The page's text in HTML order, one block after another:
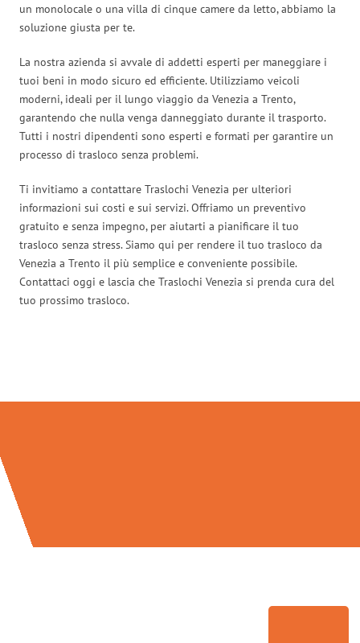
un monolocale o una villa di cinque camere da letto, abbiamo la
soluzione giusta per te.
La nostra azienda si avvale di addetti esperti per maneggiare i
tuoi beni in modo sicuro ed efficiente. Utilizziamo veicoli
moderni, ideali per il lungo viaggio da Venezia a Trento,
garantendo che nulla venga danneggiato durante il trasporto.
Tutti i nostri dipendenti sono esperti e formati per garantire un
processo di trasloco senza problemi.
Ti invitiamo a contattare Traslochi Venezia per ulteriori
informazioni sui costi e sui servizi. Offriamo un preventivo
gratuito e senza impegno, per aiutarti a pianificare il tuo
trasloco senza stress. Siamo qui per rendere il tuo trasloco da
Venezia a Trento il più semplice e conveniente possibile.
Contattaci oggi e lascia che Traslochi Venezia si prenda cura del
tuo prossimo trasloco.